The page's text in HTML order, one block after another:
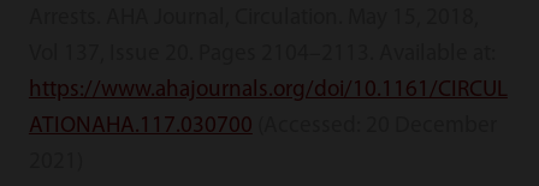
https://www.ahajournals.org/doi/10.1161/CIRCUL
ATIONAHA.117.030700